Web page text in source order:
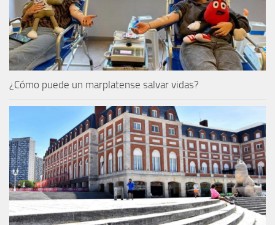
¿Cómo puede un marplatense salvar vidas?